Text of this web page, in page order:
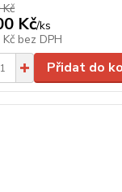
Kč/ks
bez DPH
Přidat do